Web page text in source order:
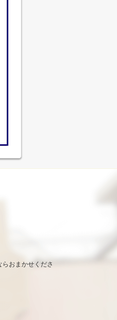
おまかせくださ